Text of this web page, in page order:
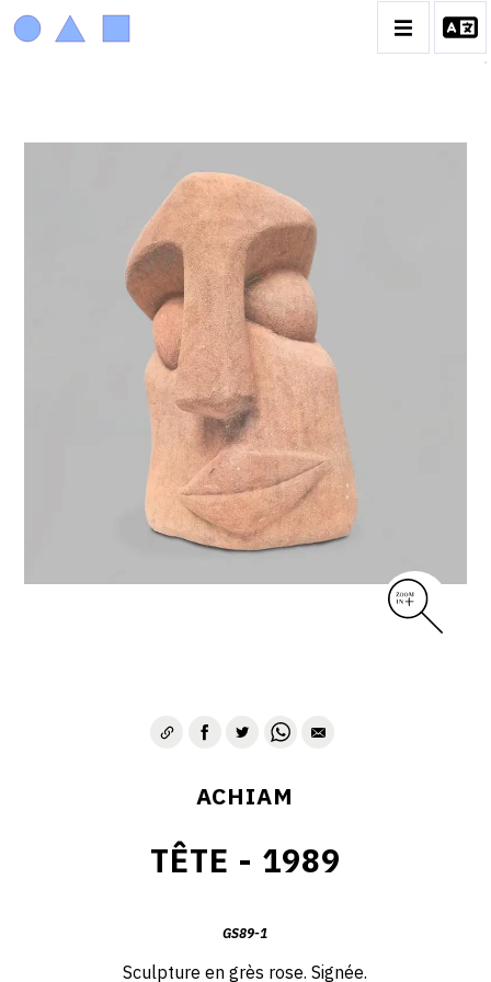
ACHIAM
BIOGRAPHIE
LA PROMENADE DES JARDINS À SÈVRES
CATALOGUE DES OEUVRES
ANIMAUX & PLANTES
BIBLIQUE
ENGAGEMENTS & SOCIÉTÉ
MUSIQUE & DANSE
VIE & SENTIMENTS
VISAGES
ACHIAM
TÊTE - 1989
GS89-1
Sculpture en grès rose. Signée.